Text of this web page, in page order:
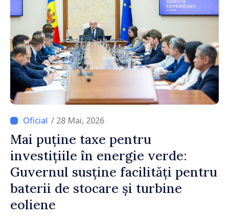
/ 28 Mai, 2026
Mai puține taxe pentru
investițiile în energie verde:
Guvernul susține facilități pentru
baterii de stocare și turbine
eoliene